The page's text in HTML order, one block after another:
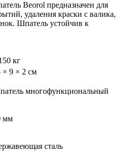
Beorol предназначен для
удаления краски с валика,
Шпатель устойчив к
кг
× 9 × 2 см
многофункциональный
мм
сталь